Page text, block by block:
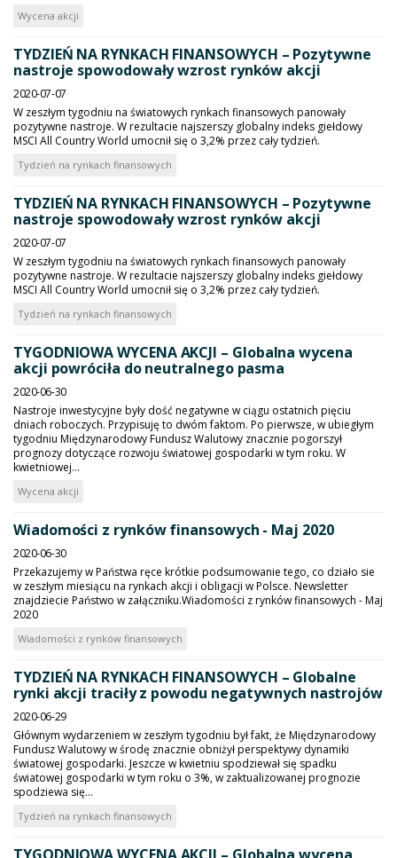
Wycena akcji
TYDZIEŃ NA RYNKACH FINANSOWYCH – Pozytywne
nastroje spowodowały wzrost rynków akcji
2020-07-07
W zeszłym tygodniu na światowych rynkach finansowych panowały
pozytywne nastroje. W rezultacie najszerszy globalny indeks giełdowy
MSCI All Country World umocnił się o 3,2% przez cały tydzień.
Tydzień na rynkach finansowych
TYDZIEŃ NA RYNKACH FINANSOWYCH – Pozytywne
nastroje spowodowały wzrost rynków akcji
2020-07-07
W zeszłym tygodniu na światowych rynkach finansowych panowały
pozytywne nastroje. W rezultacie najszerszy globalny indeks giełdowy
MSCI All Country World umocnił się o 3,2% przez cały tydzień.
Tydzień na rynkach finansowych
TYGODNIOWA WYCENA AKCJI – Globalna wycena
akcji powróciła do neutralnego pasma
2020-06-30
Nastroje inwestycyjne były dość negatywne w ciągu ostatnich pięciu
dniach roboczych. Przypisuję to dwóm faktom. Po pierwsze, w ubiegłym
tygodniu Międzynarodowy Fundusz Walutowy znacznie pogorszył
prognozy dotyczące rozwoju światowej gospodarki w tym roku. W
kwietniowej...
Wycena akcji
Wiadomości z rynków finansowych - Maj 2020
2020-06-30
Przekazujemy w Państwa ręce krótkie podsumowanie tego, co działo sie
w zeszłym miesiącu na rynkach akcji i obligacji w Polsce. Newsletter
znajdziecie Państwo w załączniku.Wiadomości z rynków finansowych - Maj
2020
Wiadomości z rynków finansowych
TYDZIEŃ NA RYNKACH FINANSOWYCH – Globalne
rynki akcji traciły z powodu negatywnych nastrojów
2020-06-29
Głównym wydarzeniem w zeszłym tygodniu był fakt, że Międzynarodowy
Fundusz Walutowy w środę znacznie obniżył perspektywy dynamiki
światowej gospodarki. Jeszcze w kwietniu spodziewał się spadku
światowej gospodarki w tym roku o 3%, w zaktualizowanej prognozie
spodziewa się...
Tydzień na rynkach finansowych